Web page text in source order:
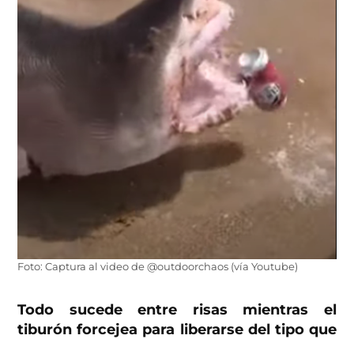
Foto: Captura al video de @outdoorchaos (vía Youtube)
Todo sucede entre risas mientras el
tiburón forcejea para liberarse del tipo que